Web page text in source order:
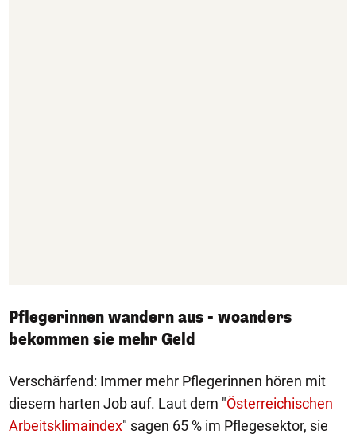
Pflegerinnen wandern aus - woanders
bekommen sie mehr Geld
Verschärfend: Immer mehr Pflegerinnen hören mit
diesem harten Job auf. Laut dem "Österreichischen
Arbeitsklimaindex" sagen 65 % im Pflegesektor, sie